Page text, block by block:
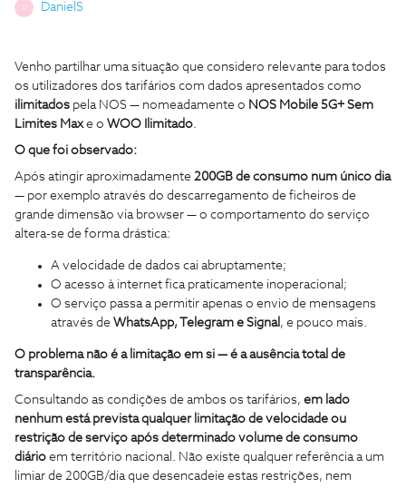
D DanielS
Venho partilhar uma situação que considero relevante para todos
os utilizadores dos tarifários com dados apresentados como
ilimitados pela NOS — nomeadamente o NOS Mobile 5G+ Sem
Limites Maxe o WOO Ilimitado.
O que foi observado:
Após atingir aproximadamente 200GB de consumo num único dia
— por exemplo através do descarregamento de ficheiros de
grande dimensão via browser — o comportamento do serviço
altera-se de forma drástica:
A velocidade de dados cai abruptamente;
O acesso à internet fica praticamente inoperacional;
O serviço passa a permitir apenas o envio de mensagens
através de WhatsApp, Telegram e Signal , e pouco mais.
O problema não é a limitação em si — é a ausência total de
transparência.
Consultando as condições de ambos os tarifários, em lado
nenhum está prevista qualquer limitação de velocidade ou
restrição de serviço após determinado volume de consumo
diário em território nacional. Não existe qualquer referência a um
limiar de 200GB/dia que desencadeie estas restrições, nem